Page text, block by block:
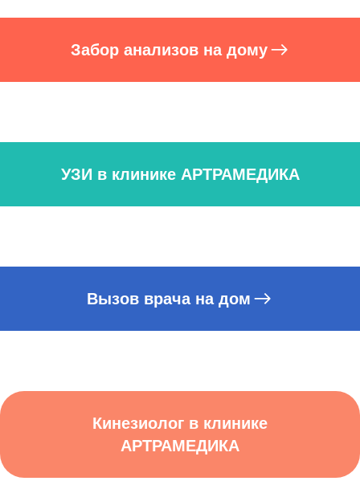
Забор анализов на дому
УЗИ в клинике АРТРАМЕДИКА
Вызов врача на дом
Кинезиолог в клинике
АРТРАМЕДИКА